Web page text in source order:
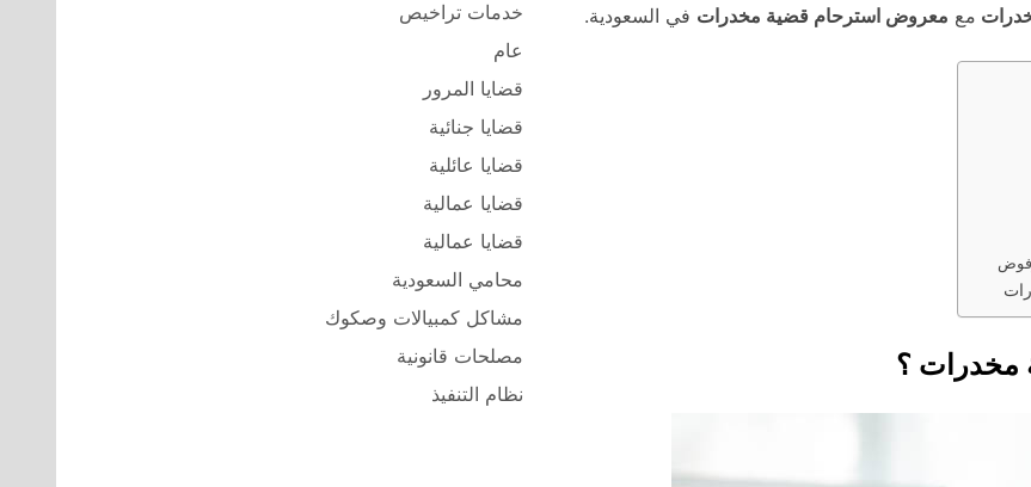
مع معروض استرحام قضية مخدرات في السعودية.
مخدرات ؟
خدمات تراخيص
عام
قضايا المرور
قضايا جنائية
قضايا عائلية
قضايا عمالية
قضايا عمالية
محامي السعودية
مشاكل كمبيالات وصكوك
مصلحات قانونية
نظام التنفيذ